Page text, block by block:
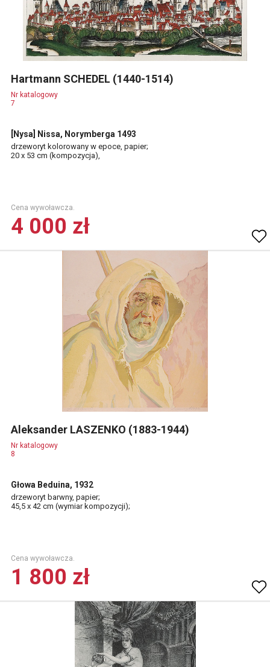
Hartmann SCHEDEL (1440-1514)
Nr katalogowy
7
[Nysa] Nissa, Norymberga 1493
drzeworyt kolorowany w epoce, papier;
20 x 53 cm (kompozycja),
Cena wywoławcza.
4 000 zł
Aleksander LASZENKO (1883-1944)
Nr katalogowy
8
Głowa Beduina, 1932
drzeworyt barwny, papier;
45,5 x 42 cm (wymiar kompozycji);
Cena wywoławcza.
1 800 zł